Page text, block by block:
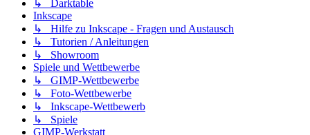
↳ Darktable
Inkscape
↳ Hilfe zu Inkscape - Fragen und Austausch
↳ Tutorien / Anleitungen
↳ Showroom
Spiele und Wettbewerbe
↳ GIMP-Wettbewerbe
↳ Foto-Wettbewerbe
↳ Inkscape-Wettbewerb
↳ Spiele
GIMP-Werkstatt